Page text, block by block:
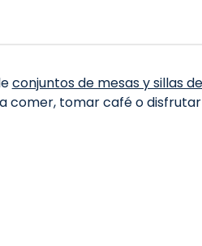
conjuntos de mesas y sillas
tomar café o